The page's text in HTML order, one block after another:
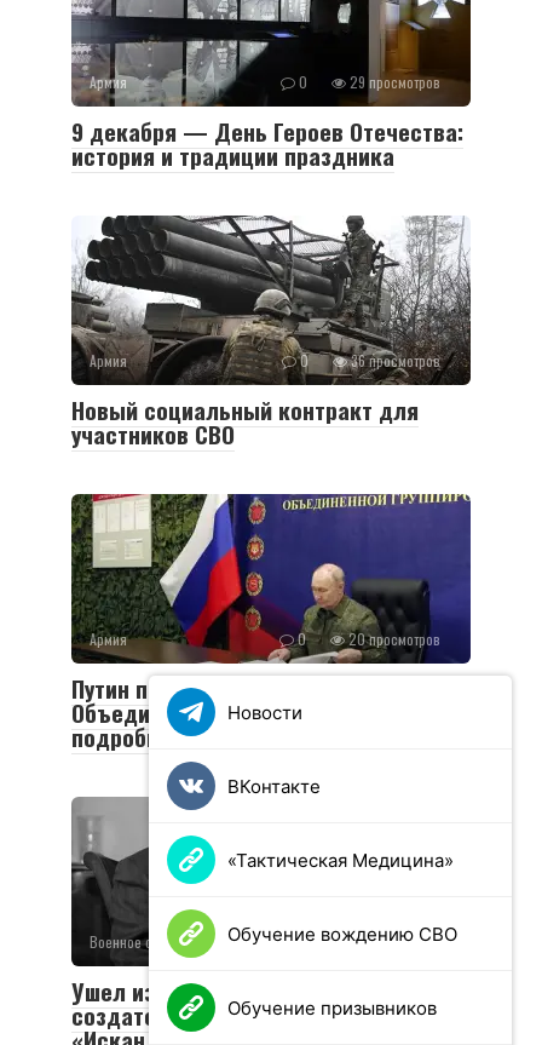
Армия 0 29 просмотров
9 декабря — День Героев Отечества:
история и традиции праздника
Армия 0 36 просмотров
Новый социальный контракт для
участников СВО
Армия 0 20 просмотров
Путин посетил пункт управления
Объединенной группировки войск:
подробности визита
Военное обозрение 0 49 просмотров
Ушел из жизни Валериан Соболев —
создатель легендарных «Тополей» и
Новости
ВКонтакте
«Тактическая Медицина»
Обучение вождению СВО
Обучение призывников